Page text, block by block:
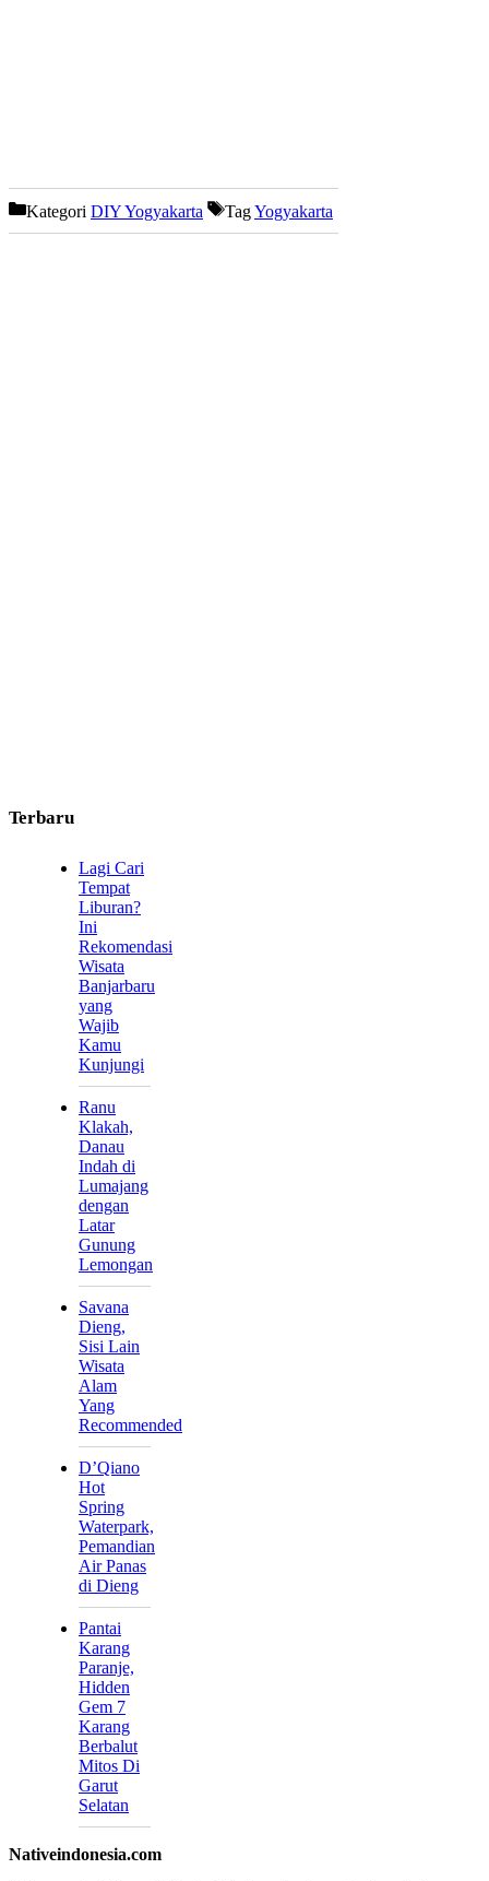
Kategori DIY Yogyakarta TagYogyakarta
Terbaru
Lagi Cari
Tempat
Liburan?
Ini
Rekomendasi
Wisata
Banjarbaru
yang
Wajib
Kamu
Kunjungi
Ranu
Klakah,
Danau
Indah di
Lumajang
dengan
Latar
Gunung
Lemongan
Savana
Dieng,
Sisi Lain
Wisata
Alam
Yang
Recommended
D’Qiano
Hot
Spring
Waterpark,
Pemandian
Air Panas
di Dieng
Pantai
Karang
Paranje,
Hidden
Gem 7
Karang
Berbalut
Mitos Di
Garut
Selatan
Nativeindonesia.com